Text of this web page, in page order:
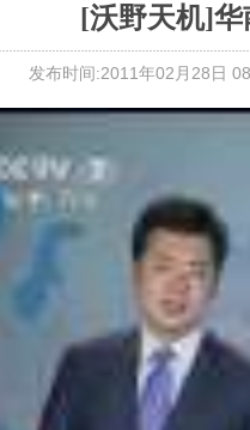
[沃野天机]华
发布时间:2011年02月28日